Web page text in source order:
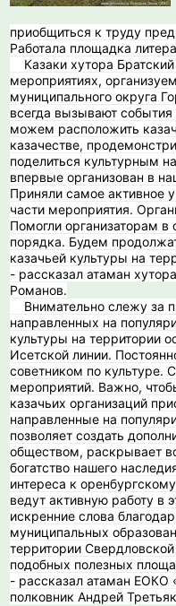
приобщиться к труду
Работала площадка
Казаки хутора Братский
мероприятиях,
муниципального округа
всегда вызывают
можем расположить
казачестве,
поделиться культурным
впервые организован в
Приняли самое активное
части мероприятия.
Помогли организаторам в
порядка. Будем
казачьей культуры на
- рассказал атаман
Романов.
Внимательно слежу за
направленных на
культуры на территории
Исетской линии.
советником по культуре.
мероприятий. Важно,
казачьих организаций
направленные на
позволяет создать
обществом, раскрывает
богатство нашего
интереса к
ведут активную работу
искренние слова
муниципальных
территории
подобных полезных
- рассказал атаман ЕОКО
полковник Андрей